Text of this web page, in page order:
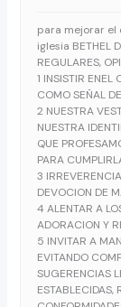
para mejorar el
iglesia BETHEL
REGULARES,
1 INSISTIR ENEL
COMO SEÑAL
2 NUESTRA
NUESTRA
QUE
PARA
3
DEVOCION DE
4 ALENTAR A
ADORACION Y
5 INVITAR A
EVITANDO
SUGERENCIAS
ESTABLECIDAS,